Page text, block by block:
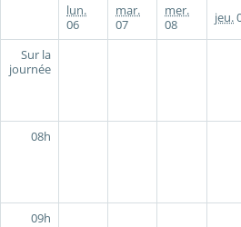
lun.
06
mar.
07
mer.
08
jeu.
Sur la
journée
08h
09h